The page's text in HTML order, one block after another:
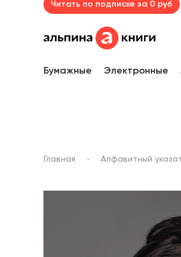
Читать по подписке за 0 руб
Бумажные Электронные
Главная Алфавитный